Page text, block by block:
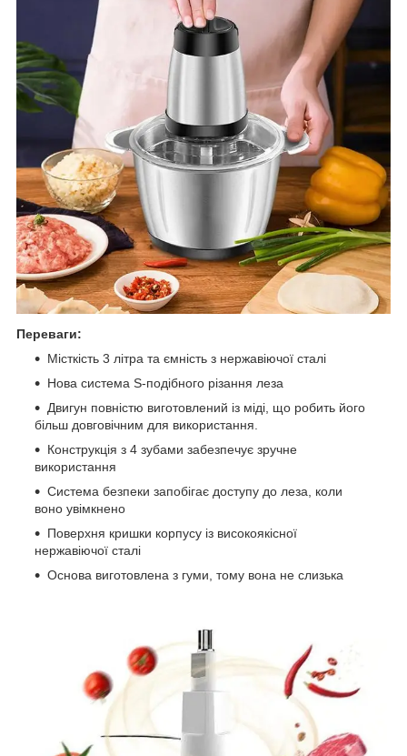
Переваги:
Місткість 3 літра та ємність з нержавіючої сталі
Нова система S-подібного різання леза
Двигун повністю виготовлений із міді, що робить його
більш довговічним для використання.
Конструкція з 4 зубами забезпечує зручне
використання
Система безпеки запобігає доступу до леза, коли
воно увімкнено
Поверхня кришки корпусу із високоякісної
нержавіючої сталі
Основа виготовлена ​​з гуми, тому вона не слизька